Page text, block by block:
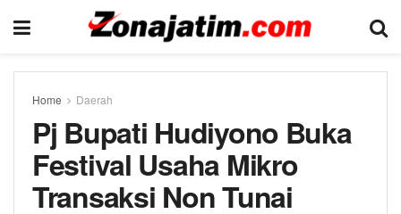
Home Daerah
Pj Bupati Hudiyono Buka
Festival Usaha Mikro
Transaksi Non Tunai